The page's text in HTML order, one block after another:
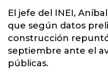
El jefe del INEI,
que según datos
construcción
septiembre ante el
públicas.